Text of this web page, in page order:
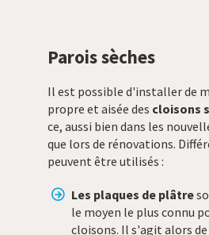
Parois sèches
Il est possible d'installer de
propre et aisée des cloisons
ce, aussi bien dans les
que lors de rénovations.
peuvent être utilisés :
Les plaques de plâtre
le moyen le plus connu
cloisons. Il s'agit alors de